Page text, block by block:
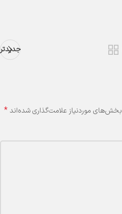
جدیدتر
بخش‌های موردنیاز علامت‌گذاری شده‌اند*